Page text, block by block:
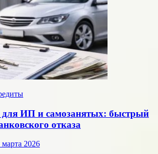
ИП и самозанятых: быстрый
отказа
марта 2026